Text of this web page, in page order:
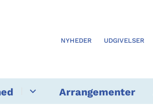
NYHEDER UDGIVELSER
Arrangementer